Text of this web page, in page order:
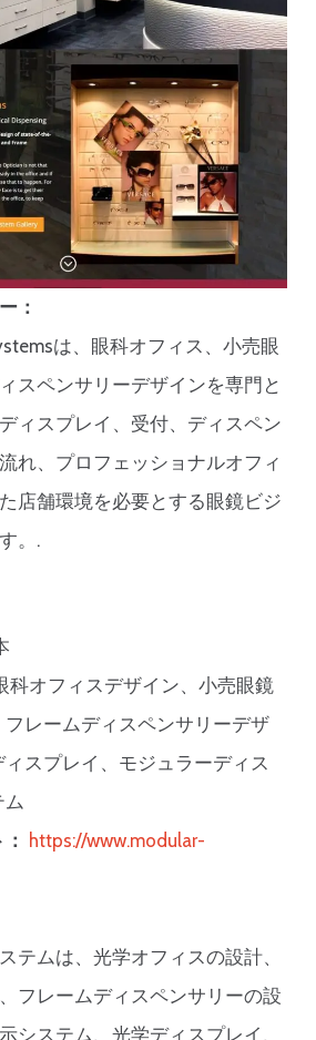
：
は、眼科オフィス、小売眼
スペンサリーデザインを専門と
ィスプレイ、受付、ディスペン
れ、プロフェッショナルオフィ
店舗環境を必要とする眼鏡ビジ
。.
科オフィスデザイン、小売眼鏡
フレームディスペンサリーデザ
スプレイ、モジュラーディス
ム
https://www.modular-
テムは、光学オフィスの設計、
フレームディスペンサリーの設
システム、光学ディスプレイ、